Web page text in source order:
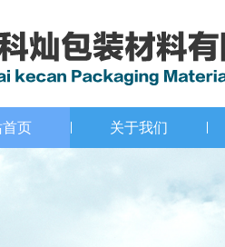
首页 关于我们